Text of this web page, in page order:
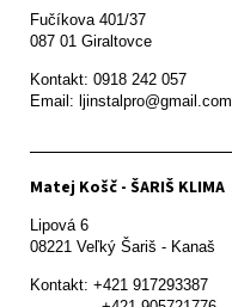
Fučíkova 401/37
087 01 Giraltovce
Kontakt: 0918 242 057
Email: ljinstalpro@gmail.com
Matej Košč - ŠARIŠ KLIMA
Lipová 6
08221 Veľký Šariš - Kanaš
Kontakt: +421 917293387